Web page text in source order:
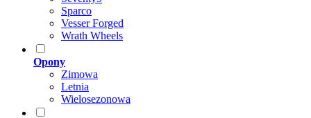
Sparco
Vesser Forged
Wrath Wheels
Opony
Zimowa
Letnia
Wielosezonowa